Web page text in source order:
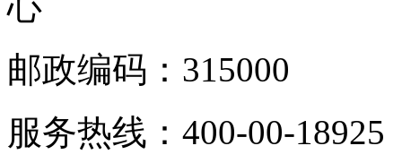
邮政编码：315000
服务热线：400-00-18925